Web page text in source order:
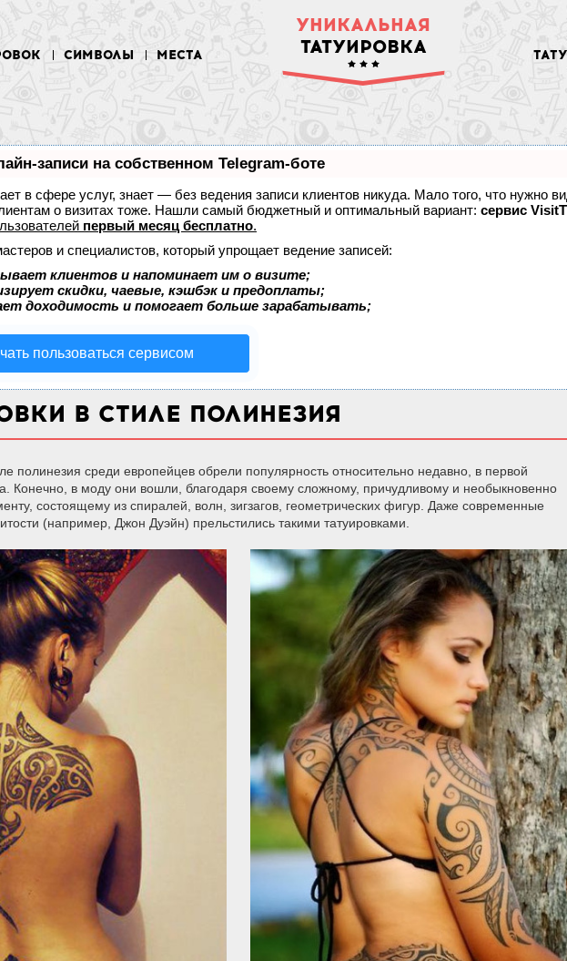
УНИКАЛЬНАЯ
ТАТУИРОВКА
СИМВОЛЫ МЕСТА
записи на собственном Telegram-боте
в сфере услуг, знает — без ведения записи клиентов никуда. Мало того, что нужно
о визитах тоже. Нашли самый бюджетный и оптимальный вариант: сервис
первый месяц бесплатно.
и специалистов, который упрощает ведение записей:
клиентов и напоминает им о визите;
скидки, чаевые, кэшбэк и предоплаты;
доходимость и помогает больше зарабатывать;
пользоваться сервисом
В СТИЛЕ ПОЛИНЕЗИЯ
полинезия среди европейцев обрели популярность относительно недавно, в первой
Конечно, в моду они вошли, благодаря своему сложному, причудливому и необыкновенно
состоящему из спиралей, волн, зигзагов, геометрических фигур. Даже современные
(например, Джон Дуэйн) прельстились такими татуировками.